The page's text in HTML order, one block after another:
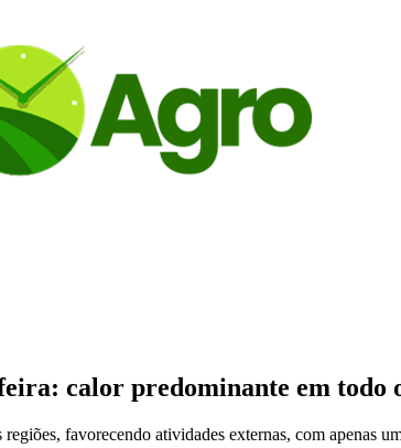
calor predominante em todo
favorecendo atividades externas, com apenas